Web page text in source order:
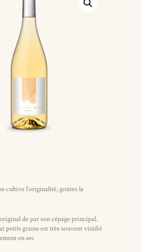
cultive l’originalité, goûtez la
de par son cépage principal.
petits grains est très souvent vinifié
en sec